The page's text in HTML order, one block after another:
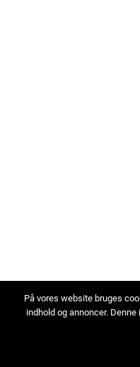
På vores website bruges
indhold og annoncer.